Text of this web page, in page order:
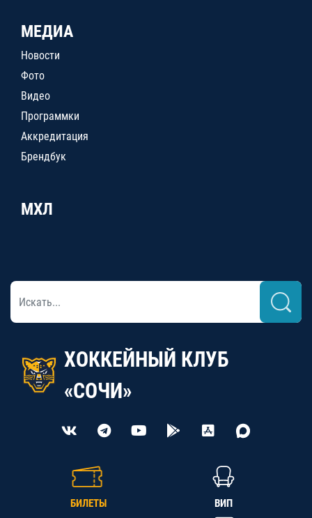
МЕДИА
Новости
Фото
Видео
Программки
Аккредитация
Брендбук
МХЛ
ХОККЕЙНЫЙ КЛУБ
«СОЧИ»
БИЛЕТЫ ВИП